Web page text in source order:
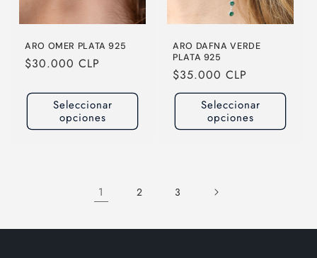
ARO OMER PLATA 925
Precio
$30.000 CLP
Seleccionar
opciones
ARO DAFNA VERDE
PLATA 925
Precio
habitual
$35.000 CLP
Seleccionar
opciones
1 2 3